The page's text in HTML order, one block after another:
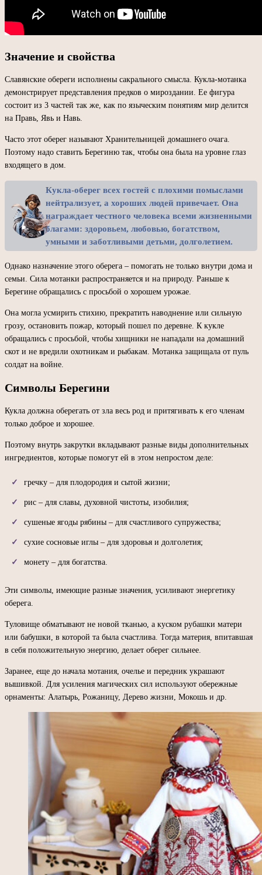
Значение и свойства
Славянские обереги исполнены сакрального смысла. Кукла-мотанка
демонстрирует представления предков о мироздании. Ее фигура
состоит из 3 частей так же, как по языческим понятиям мир делится
на Правь, Явь и Навь.
Часто этот оберег называют Хранительницей домашнего очага.
Поэтому надо ставить Берегиню так, чтобы она была на уровне глаз
входящего в дом.
Кукла-оберег всех гостей с плохими помыслами
нейтрализует, а хороших людей привечает. Она
награждает честного человека всеми жизненными
благами: здоровьем, любовью, богатством,
умными и заботливыми детьми, долголетием.
Однако назначение этого оберега – помогать не только внутри дома и
семьи. Сила мотанки распространяется и на природу. Раньше к
Берегине обращались с просьбой о хорошем урожае.
Она могла усмирить стихию, прекратить наводнение или сильную
грозу, остановить пожар, который пошел по деревне. К кукле
обращались с просьбой, чтобы хищники не нападали на домашний
скот и не вредили охотникам и рыбакам. Мотанка защищала от пуль
солдат на войне.
Символы Берегини
Кукла должна оберегать от зла весь род и притягивать к его членам
только доброе и хорошее.
Поэтому внутрь закрутки вкладывают разные виды дополнительных
ингредиентов, которые помогут ей в этом непростом деле:
гречку – для плодородия и сытой жизни;
рис – для славы, духовной чистоты, изобилия;
сушеные ягоды рябины – для счастливого супружества;
сухие сосновые иглы – для здоровья и долголетия;
монету – для богатства.
Эти символы, имеющие разные значения, усиливают энергетику
оберега.
Туловище обматывают не новой тканью, а куском рубашки матери
или бабушки, в которой та была счастлива. Тогда материя, впитавшая
в себя положительную энергию, делает оберег сильнее.
Заранее, еще до начала мотания, очелье и передник украшают
вышивкой. Для усиления магических сил используют обережные
орнаменты: Алатырь, Рожаницу, Дерево жизни, Мокошь и др.